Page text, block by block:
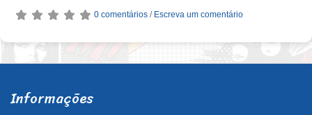
0 comentários / Escreva um comentário
Informações